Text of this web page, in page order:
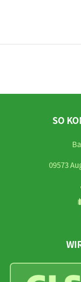
SO
09573